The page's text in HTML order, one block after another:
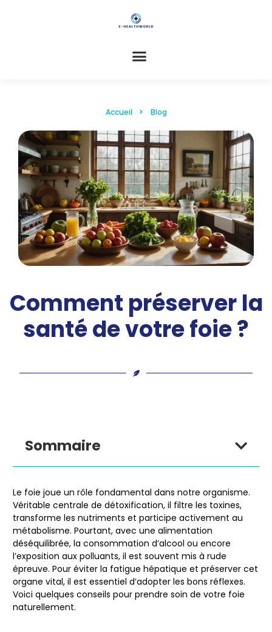
Accueil Blog
Comment préserver la
santé de votre foie ?
Sommaire
Le foie joue un rôle fondamental dans notre organisme.
Véritable centrale de détoxification, il filtre les toxines,
transforme les nutriments et participe activement au
métabolisme. Pourtant, avec une alimentation
déséquilibrée, la consommation d’alcool ou encore
l’exposition aux polluants, il est souvent mis à rude
épreuve. Pour éviter la fatigue hépatique et préserver cet
organe vital, il est essentiel d’adopter les bons réflexes.
Voici quelques conseils pour prendre soin de votre foie
naturellement.